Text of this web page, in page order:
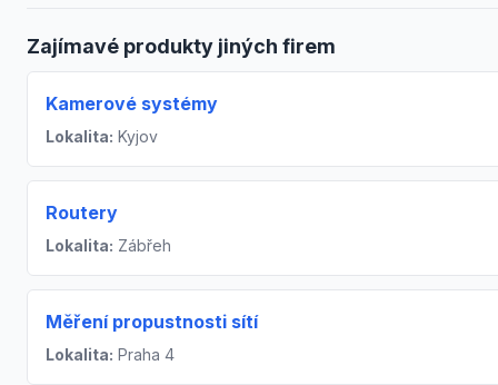
Zajímavé produkty jiných firem
Kamerové systémy
Lokalita: Kyjov
Routery
Lokalita: Zábřeh
Měření propustnosti sítí
Lokalita: Praha 4